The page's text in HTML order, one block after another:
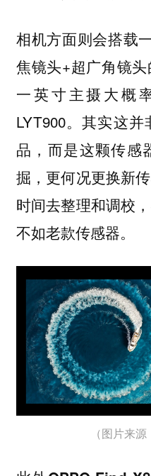
相机方面则会搭载
焦镜头+超广角镜
一英寸主摄大概
LYT900。其实这并
品，而是这颗传感
掘，更何况更换新
时间去整理和调校
不如老款传感器。
（图片来